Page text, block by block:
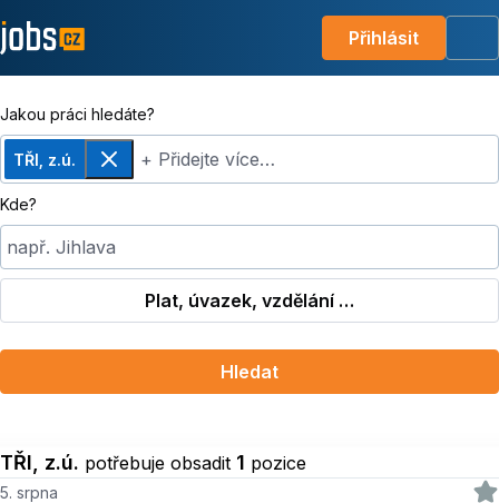
Přihlásit
Jakou práci hledáte?
TŘI, z.ú.
Odebrat+ Přidejte více…
Kde?
např. Jihlava
Plat, úvazek, vzdělání …
Hledat
TŘI, z.ú. potřebuje obsadit 1 pozice
5. srpna